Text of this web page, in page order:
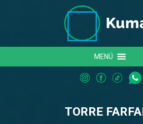
MENÚ
TORRE